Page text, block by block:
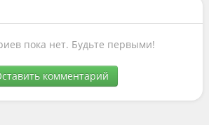
пока нет. Будьте первыми!
комментарий